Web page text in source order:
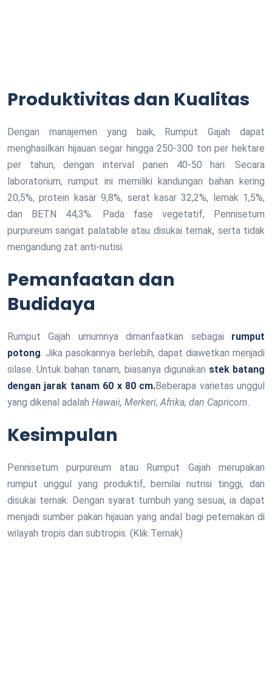
Produktivitas dan Kualitas
Dengan manajemen yang baik, Rumput Gajah dapat
menghasilkan hijauan segar hingga 250-300 ton per hektare
per tahun, dengan interval panen 40-50 hari. Secara
laboratorium, rumput ini memiliki kandungan bahan kering
20,5%, protein kasar 9,8%, serat kasar 32,2%, lemak 1,5%,
dan BETN 44,3%. Pada fase vegetatif, Pennisetum
purpureum sangat palatable atau disukai ternak, serta tidak
mengandung zat anti-nutisi.
Pemanfaatan dan
Budidaya
Rumput Gajah umumnya dimanfaatkan sebagai rumput
potong . Jika pasokannya berlebih, dapat diawetkan menjadi
silase. Untuk bahan tanam, biasanya digunakan stek batang
dengan jarak tanam 60 x 80 cm.Beberapa varietas unggul
yang dikenal adalah Hawaii, Merkeri, Afrika, dan Capricorn.
Kesimpulan
Pennisetum purpureum atau Rumput Gajah merupakan
rumput unggul yang produktif, bernilai nutrisi tinggi, dan
disukai ternak. Dengan syarat tumbuh yang sesuai, ia dapat
menjadi sumber pakan hijauan yang andal bagi peternakan di
wilayah tropis dan subtropis. (Klik Ternak)